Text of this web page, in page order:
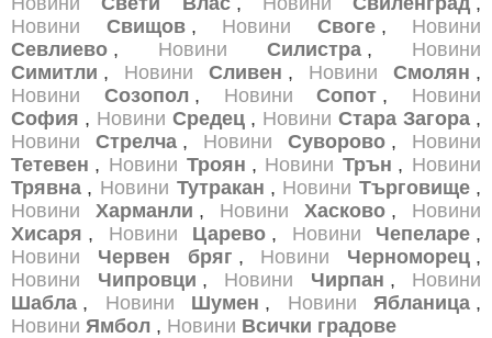
Новини
Свищов , Новини Своге , Новини
Севлиево , Новини Силистра , Новини
Симитли , Новини Сливен , Новини Смолян ,
Новини
Созопол , Новини Сопот , Новини
София , Новини Средец , Новини Стара Загора ,
Новини
Стрелча , Новини Суворово , Новини
Тетевен , Новини Троян , Новини Трън , Новини
Трявна , Новини Тутракан , Новини Търговище ,
Новини
Харманли , Новини Хасково , Новини
Хисаря , Новини Царево , Новини Чепеларе ,
Новини
Червен бряг , Новини Черноморец ,
Новини
Чипровци , Новини Чирпан , Новини
Шабла , Новини Шумен , Новини Ябланица ,
Новини Ямбол , Новини Всички градове